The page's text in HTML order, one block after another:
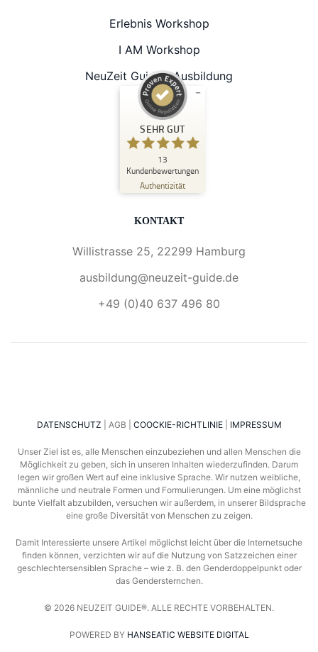
Erlebnis Workshop
I AM Workshop
NeuZeit Guide® Ausbildung
SEHR GUT
13
Kundenbewertungen
Authentizität
Kundenbewertungen und Erfahrungen zu
NeuZeit Guide®
%
Empfehlungen auf
ProvenExpert.com
5,00
ProvenExpert.com
Bewertungen von
1
anderen Quelle
Blick aufs ProvenExpert-Profil werfen
04.02.2025
KONTAKT
Willistrasse 25, 22299 Hamburg
ausbildung@neuzeit-guide.de
+49 (0)40 637 496 80
DATENSCHUTZ | AGB | COOCKIE-RICHTLINIE| IMPRESSUM
Unser Ziel ist es, alle Menschen einzubeziehen und allen Menschen die
Möglichkeit zu geben, sich in unseren Inhalten wiederzufinden. Darum
legen wir großen Wert auf eine inklusive Sprache. Wir nutzen weibliche,
männliche und neutrale Formen und Formulierungen. Um eine möglichst
bunte Vielfalt abzubilden, versuchen wir außerdem, in unserer Bildsprache
eine große Diversität von Menschen zu zeigen.
Damit Interessierte unsere Artikel möglichst leicht über die Internetsuche
finden können, verzichten wir auf die Nutzung von Satzzeichen einer
geschlechtersensiblen Sprache – wie z. B. den Genderdoppelpunkt oder
das Gendersternchen.
© 2026 NEUZEIT GUIDE®. ALLE RECHTE VORBEHALTEN.
POWERED BY HANSEATIC WEBSITE DIGITAL